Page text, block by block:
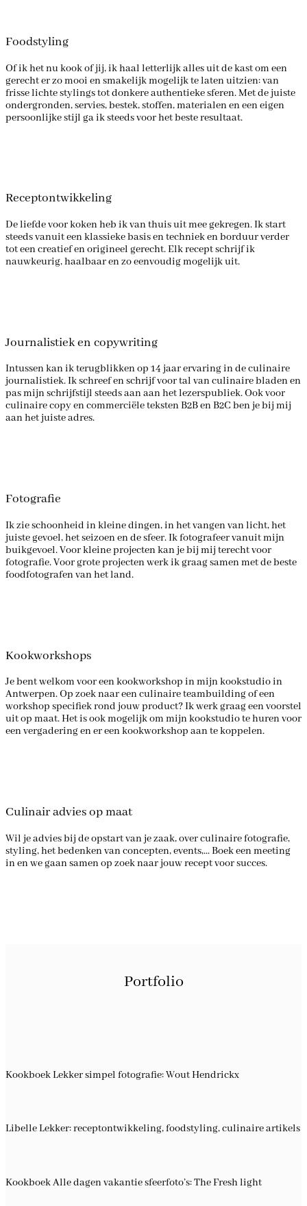
Foodstyling
Of ik het nu kook of jij, ik haal letterlijk alles uit de kast om een
gerecht er zo mooi en smakelijk mogelijk te laten uitzien: van
frisse lichte stylings tot donkere authentieke sferen. Met de juiste
ondergronden, servies, bestek, stoffen, materialen en een eigen
persoonlijke stijl ga ik steeds voor het beste resultaat.
Receptontwikkeling
De liefde voor koken heb ik van thuis uit mee gekregen. Ik start
steeds vanuit een klassieke basis en techniek en borduur verder
tot een creatief en origineel gerecht. Elk recept schrijf ik
nauwkeurig, haalbaar en zo eenvoudig mogelijk uit.
Journalistiek en copywriting
Intussen kan ik terugblikken op 14 jaar ervaring in de culinaire
journalistiek. Ik schreef en schrijf voor tal van culinaire bladen en
pas mijn schrijfstijl steeds aan aan het lezerspubliek. Ook voor
culinaire copy en commerciële teksten B2B en B2C ben je bij mij
aan het juiste adres.
Fotografie
Ik zie schoonheid in kleine dingen, in het vangen van licht, het
juiste gevoel, het seizoen en de sfeer. Ik fotografeer vanuit mijn
buikgevoel. Voor kleine projecten kan je bij mij terecht voor
fotografie. Voor grote projecten werk ik graag samen met de beste
foodfotografen van het land.
Kookworkshops
Je bent welkom voor een kookworkshop in mijn kookstudio in
Antwerpen. Op zoek naar een culinaire teambuilding of een
workshop specifiek rond jouw product? Ik werk graag een voorstel
uit op maat. Het is ook mogelijk om mijn kookstudio te huren voor
een vergadering en er een kookworkshop aan te koppelen.
Culinair advies op maat
Wil je advies bij de opstart van je zaak, over culinaire fotografie,
styling, het bedenken van concepten, events,... Boek een meeting
in en we gaan samen op zoek naar jouw recept voor succes.
Portfolio
Kookboek Lekker simpel fotografie: Wout Hendrickx
Libelle Lekker: receptontwikkeling, foodstyling, culinaire artikels
Kookboek Alle dagen vakantie sfeerfoto’s: The Fresh light